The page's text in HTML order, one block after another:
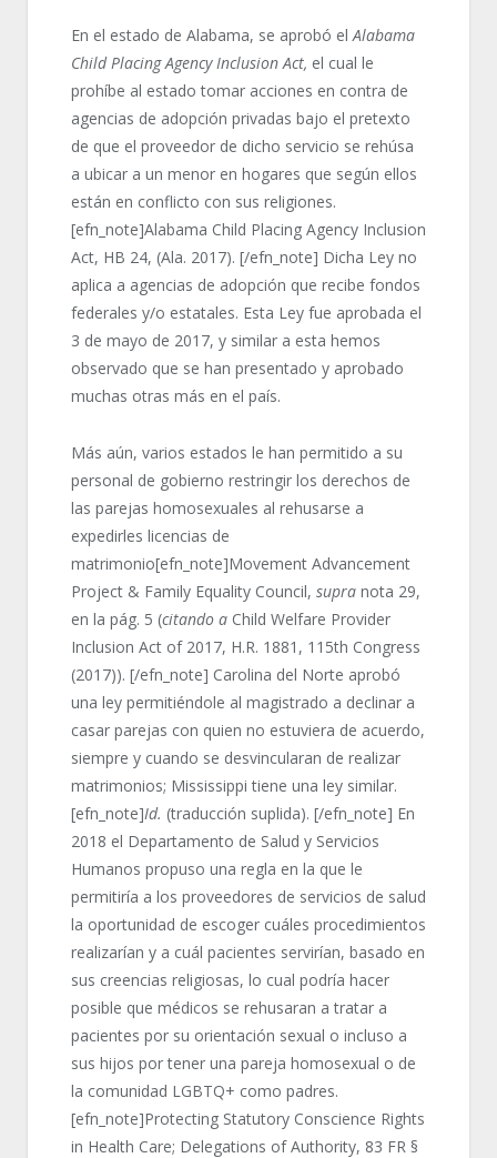
En el estado de Alabama, se aprobó el Alabama
Child Placing Agency Inclusion Act, el cual le
prohíbe al estado tomar acciones en contra de
agencias de adopción privadas bajo el pretexto
de que el proveedor de dicho servicio se rehúsa
a ubicar a un menor en hogares que según ellos
están en conflicto con sus religiones.
[efn_note]Alabama Child Placing Agency Inclusion
Act, HB 24, (Ala. 2017). [/efn_note] Dicha Ley no
aplica a agencias de adopción que recibe fondos
federales y/o estatales. Esta Ley fue aprobada el
3 de mayo de 2017, y similar a esta hemos
observado que se han presentado y aprobado
muchas otras más en el país.
Más aún, varios estados le han permitido a su
personal de gobierno restringir los derechos de
las parejas homosexuales al rehusarse a
expedirles licencias de
matrimonio[efn_note]Movement Advancement
Project & Family Equality Council, supranota 29,
en la pág. 5 (citando aChild Welfare Provider
Inclusion Act of 2017, H.R. 1881, 115th Congress
(2017)). [/efn_note] Carolina del Norte aprobó
una ley permitiéndole al magistrado a declinar a
casar parejas con quien no estuviera de acuerdo,
siempre y cuando se desvincularan de realizar
matrimonios; Mississippi tiene una ley similar.
[efn_note]Id. (traducción suplida). [/efn_note] En
2018 el Departamento de Salud y Servicios
Humanos propuso una regla en la que le
permitiría a los proveedores de servicios de salud
la oportunidad de escoger cuáles procedimientos
realizarían y a cuál pacientes servirían, basado en
sus creencias religiosas, lo cual podría hacer
posible que médicos se rehusaran a tratar a
pacientes por su orientación sexual o incluso a
sus hijos por tener una pareja homosexual o de
la comunidad LGBTQ+ como padres.
[efn_note]Protecting Statutory Conscience Rights
in Health Care; Delegations of Authority, 83 FR §